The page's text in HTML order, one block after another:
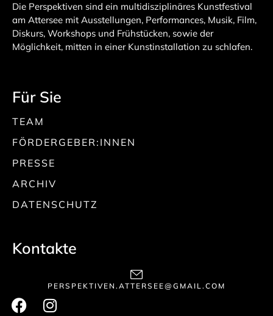
Die Perspektiven sind ein multidisziplinäres Kunstfestival
am Attersee mit Ausstellungen, Performances, Musik, Film,
Diskurs, Workshops und Frühstücken, sowie der
Möglichkeit, mitten in einer Kunstinstallation zu schlafen.
Für Sie
TEAM
FÖRDERGEBER:INNEN
PRESSE
ARCHIV
DATENSCHUTZ
Kontakte
PERSPEKTIVEN.ATTERSEE@GMAIL.COM